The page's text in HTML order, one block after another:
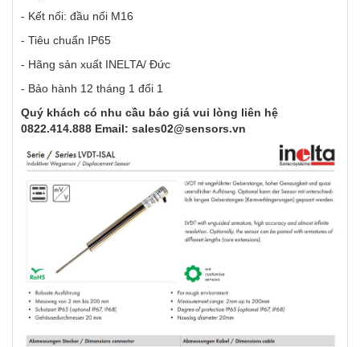
- Kết nối: đầu nối M16
- Tiêu chuẩn IP65
- Hãng sản xuất INELTA/ Đức
- Bảo hành 12 tháng 1 đổi 1
Quý khách có nhu cầu báo giá vui lòng liên hệ
0822.414.888 Email: sales02@sensors.vn